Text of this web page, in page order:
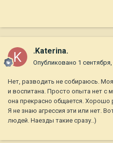
.Katerina.
Опубликовано 1
Нет, разводить не собираюсь.
и воспитана. Просто опыта нет с
она прекрасно общается. Хорошо
Я не знаю агрессия эти или нет.
людей. Наезды такие сразу..)